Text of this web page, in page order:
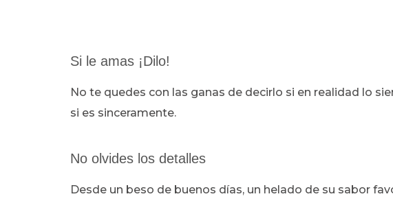
Si le amas ¡Dilo!
No te quedes con las ganas de decirlo si en realidad lo
si es sinceramente.
No olvides los detalles
Desde un beso de buenos días, un helado de su sabor